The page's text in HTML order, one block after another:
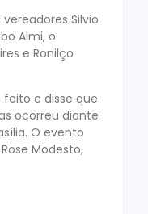
Silvio
Almi, o
e Ronilço
feito e disse que
ocorreu diante
O evento
Modesto,